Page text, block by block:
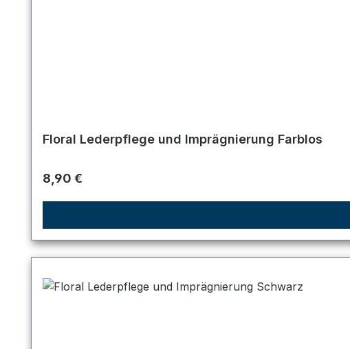
Floral Lederpflege und Imprägnierung Farblos
Regulärer Preis:
8,90 €